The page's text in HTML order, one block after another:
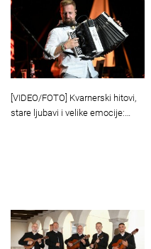
[VIDEO/FOTO] Kvarnerski hitovi,
stare ljubavi i velike emocije:…